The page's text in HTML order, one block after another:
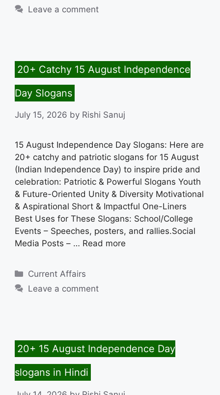
Leave a comment
20+ Catchy 15 August Independence
Day Slogans
July 15, 2026 by Rishi Sanuj
15 August Independence Day Slogans: Here are
20+ catchy and patriotic slogans for 15 August
(Indian Independence Day) to inspire pride and
celebration: Patriotic & Powerful Slogans Youth
& Future-Oriented Unity & Diversity Motivational
& Aspirational Short & Impactful One-Liners
Best Uses for These Slogans: School/College
Events – Speeches, posters, and rallies.Social
Media Posts – … Read more
Categories
Current Affairs
Leave a comment
20+ 15 August Independence Day
slogans in Hindi